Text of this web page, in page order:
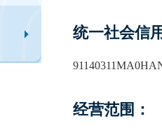
统一社会信
经营范围：